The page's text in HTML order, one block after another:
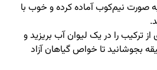
به صورت نیم‌کوب آماده کرده و خوب با
ترکیب را در یک لیوان آب بریزید و
۵ تا ۱۰ دقیقه بجوشانید تا خواص گیاهان آزاد